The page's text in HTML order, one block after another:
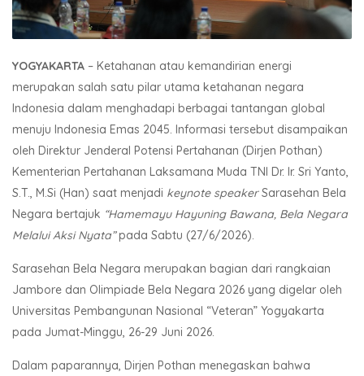
YOGYAKARTA – Ketahanan atau kemandirian energi
merupakan salah satu pilar utama ketahanan negara
Indonesia dalam menghadapi berbagai tantangan global
menuju Indonesia Emas 2045. Informasi tersebut disampaikan
oleh Direktur Jenderal Potensi Pertahanan (Dirjen Pothan)
Kementerian Pertahanan Laksamana Muda TNI Dr. Ir. Sri Yanto,
S.T., M.Si (Han) saat menjadi keynote speakerSarasehan Bela
Negara bertajuk “Hamemayu Hayuning Bawana, Bela Negara
Melalui Aksi Nyata”pada Sabtu (27/6/2026).
Sarasehan Bela Negara merupakan bagian dari rangkaian
Jambore dan Olimpiade Bela Negara 2026 yang digelar oleh
Universitas Pembangunan Nasional “Veteran” Yogyakarta
pada Jumat-Minggu, 26-29 Juni 2026.
Dalam paparannya, Dirjen Pothan menegaskan bahwa